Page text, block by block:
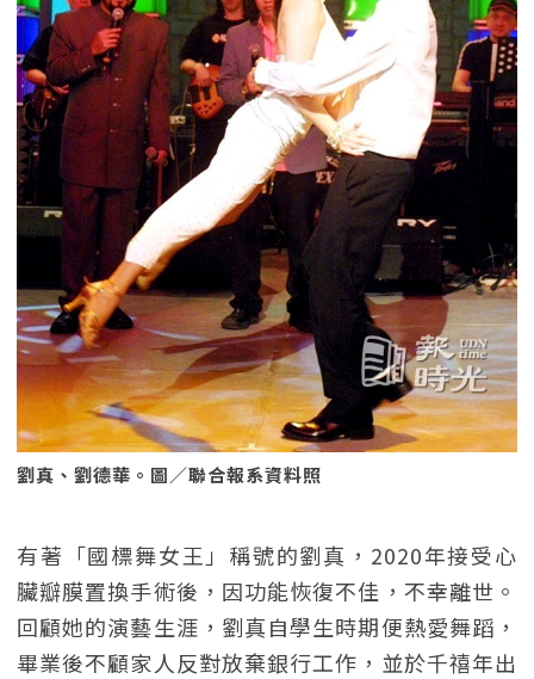
劉真、劉德華。圖／聯合報系資料照
有著「國標舞女王」稱號的劉真，2020年接受心
臟瓣膜置換手術後，因功能恢復不佳，不幸離世。
回顧她的演藝生涯，劉真自學生時期便熱愛舞蹈，
畢業後不顧家人反對放棄銀行工作，並於千禧年出